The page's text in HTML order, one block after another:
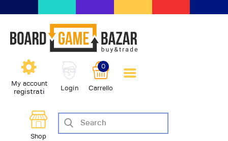
My account
registrati Login Carrello
0
Shop
BoardGameBazar | vendita e
scambio giochi da tavolo
BoardGameBazar
HOME
SHOP
VENDI